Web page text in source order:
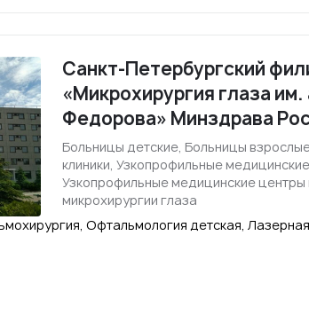
Санкт-Петербургский
«Микрохирургия глаза
Федорова» Минздрава
Больницы детские, Больницы
клиники, Узкопрофильные
Узкопрофильные медицинские центры
микрохирургии глаза
Офтальмология детская,